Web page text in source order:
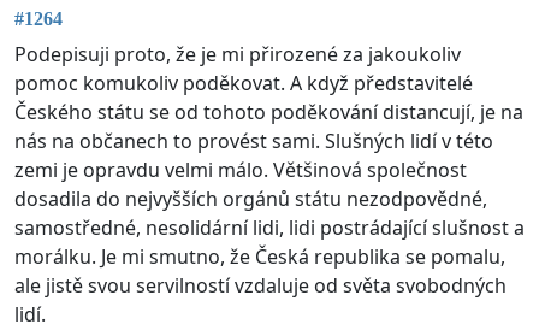
#1264
Podepisuji proto, že je mi přirozené za jakoukoliv
pomoc komukoliv poděkovat. A když představitelé
Českého státu se od tohoto poděkování distancují, je na
nás na občanech to provést sami. Slušných lidí v této
zemi je opravdu velmi málo. Většinová společnost
dosadila do nejvyšších orgánů státu nezodpovědné,
samostředné, nesolidární lidi, lidi postrádající slušnost a
morálku. Je mi smutno, že Česká republika se pomalu,
ale jistě svou servilností vzdaluje od světa svobodných
lidí.